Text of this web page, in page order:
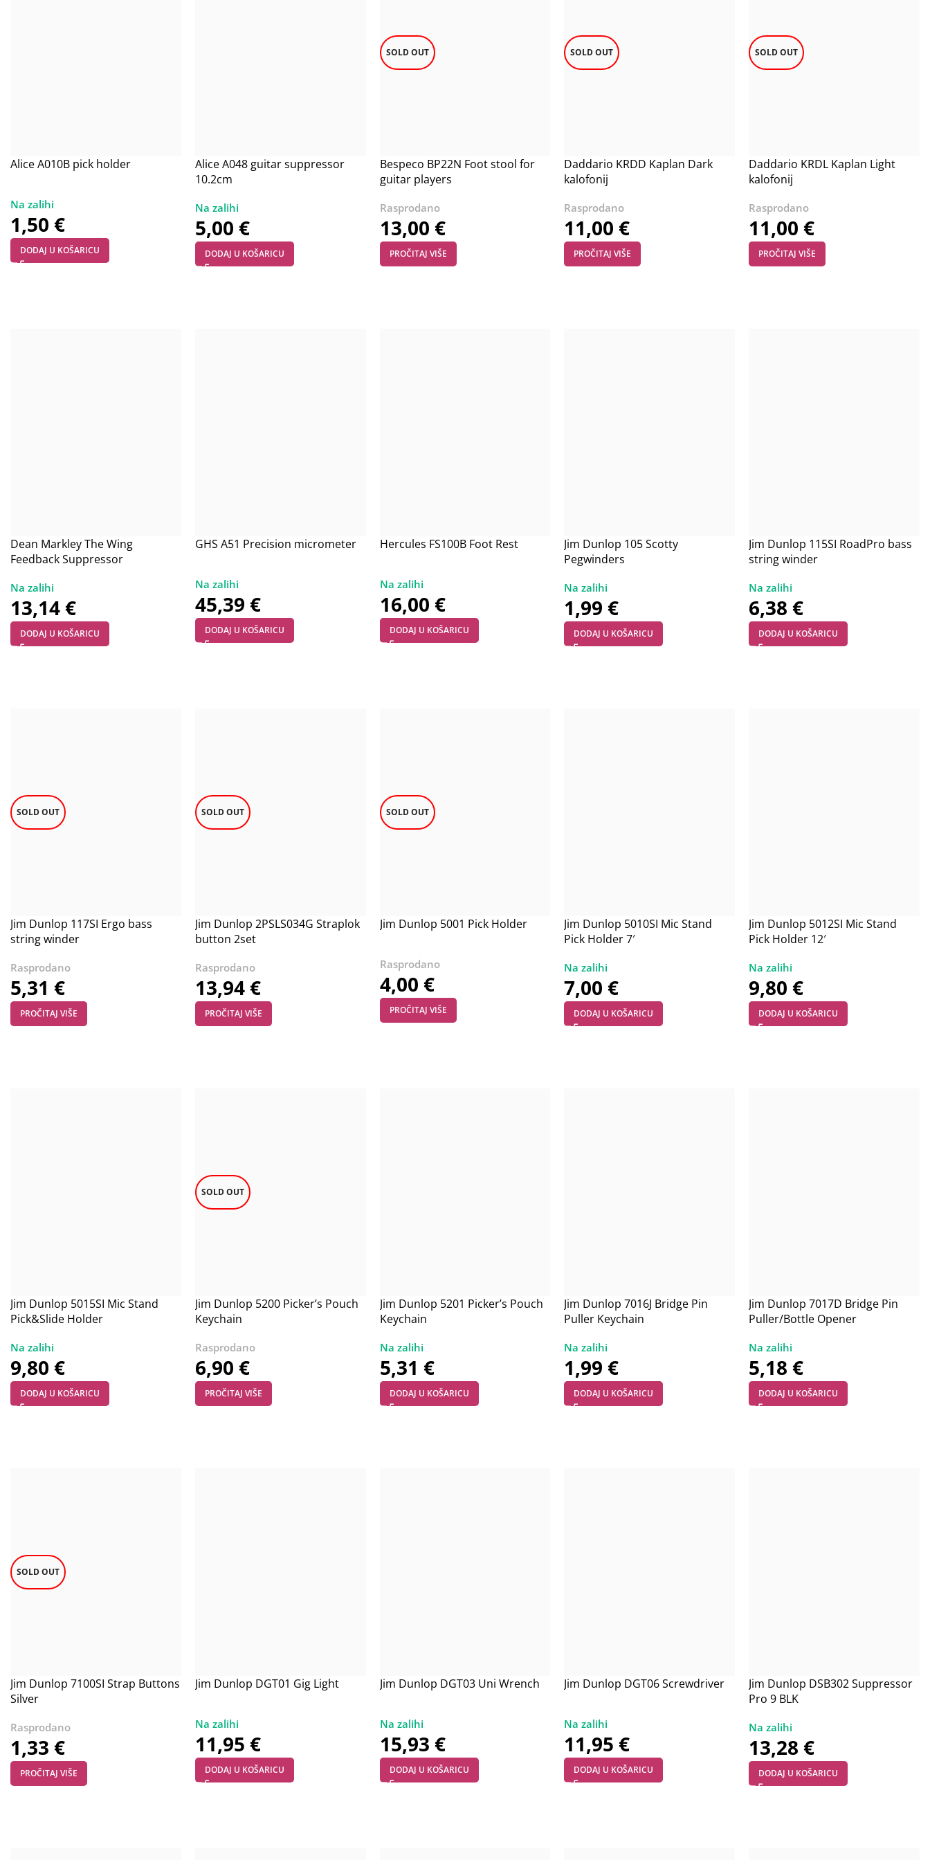
Alice A010B pick holder
1,50 €
DODAJ U KOŠARICU
Alice A048 guitar suppressor
10.2cm
5,00 €
DODAJ U KOŠARICU
SOLD OUT
Bespeco BP22N Foot stool for
guitar players
13,00 €
PROČITAJ VIŠE
SOLD OUT
Daddario KRDD Kaplan Dark
kalofonij
11,00€
PROČITAJ VIŠE
SOLD OUT
Daddario KRDL Kaplan Light
kalofonij
11,00€
PROČITAJ VIŠE
Dean Markley The Wing
Feedback Suppressor
13,14€
DODAJ U KOŠARICU
GHS A51 Precision micrometer
45,39 €
DODAJ U KOŠARICU
Hercules FS100B Foot Rest
16,00 €
DODAJ U KOŠARICU
Jim Dunlop 105 Scotty
Pegwinders
1,99€
DODAJ U KOŠARICU
Jim Dunlop 115SI RoadPro bass
string winder
6,38€
DODAJ U KOŠARICU
SOLD OUT
Jim Dunlop 117SI Ergo bass
string winder
5,31 €
PROČITAJ VIŠE
SOLD OUT
Jim Dunlop 2PSLS034G Straplok
button 2set
13,94€
PROČITAJ VIŠE
SOLD OUT
Jim Dunlop 5001 Pick Holder
4,00 €
PROČITAJ VIŠE
Jim Dunlop 5010SI Mic Stand
Pick Holder 7′
7,00€
DODAJ U KOŠARICU
Jim Dunlop 5012SI Mic Stand
Pick Holder 12′
9,80€
DODAJ U KOŠARICU
Jim Dunlop 5015SI Mic Stand
Pick&Slide Holder
9,80 €
DODAJ U KOŠARICU
SOLD OUT
Jim Dunlop 5200 Picker’s Pouch
Keychain
6,90 €
PROČITAJ VIŠE
Jim Dunlop 5201 Picker’s Pouch
Keychain
5,31 €
DODAJ U KOŠARICU
Jim Dunlop 7016J Bridge Pin
Puller Keychain
1,99€
DODAJ U KOŠARICU
Jim Dunlop 7017D Bridge Pin
Puller/Bottle Opener
5,18€
DODAJ U KOŠARICU
SOLD OUT
Jim Dunlop 7100SI Strap Buttons
Silver
1,33 €
PROČITAJ VIŠE
Jim Dunlop DGT01 Gig Light
11,95 €
DODAJ U KOŠARICU
Jim Dunlop DGT03 Uni Wrench
15,93 €
DODAJ U KOŠARICU
Jim Dunlop DGT06 Screwdriver
11,95€
DODAJ U KOŠARICU
Jim Dunlop DSB302 Suppressor
Pro 9 BLK
13,28€
DODAJ U KOŠARICU